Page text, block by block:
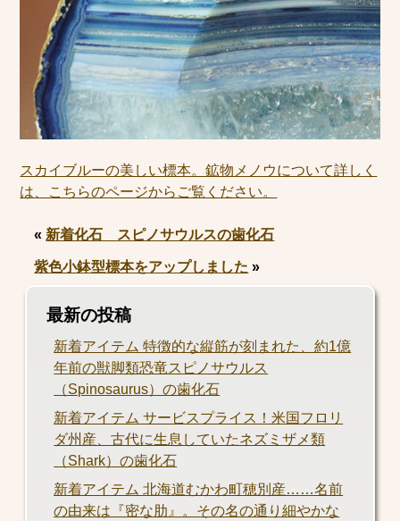
スカイブルーの美しい標本。鉱物メノウについて詳しく
は、こちらのページからご覧ください。
« 新着化石 スピノサウルスの歯化石
紫色小鉢型標本をアップしました »
最新の投稿
新着アイテム 特徴的な縦筋が刻まれた、約1億
年前の獣脚類恐竜スピノサウルス
（Spinosaurus）の歯化石
新着アイテム サービスプライス！米国フロリ
ダ州産、古代に生息していたネズミザメ類
（Shark）の歯化石
新着アイテム 北海道むかわ町穂別産……名前
の由来は『密な肋』。その名の通り細やかな